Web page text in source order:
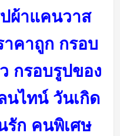
ผ้าแคนวาส
คาถูก กรอบ
กรอบรูปของ
นไทน์ วันเกิด
ก คนพิเศษ